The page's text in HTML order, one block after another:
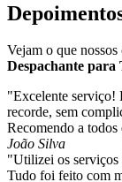
Vejam o que
Despachante para
"Excelente serviço!
recorde, sem
Recomendo a
João Silva
"Utilizei os serviços
Tudo foi feito com